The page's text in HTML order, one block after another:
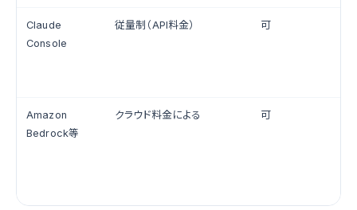
Claude
Console
従量制（API料金） 可
Amazon
Bedrock等
クラウド料金による 可